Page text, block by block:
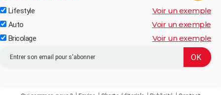
Lifestyle Voir un exemple
Auto Voir un exemple
Bricolage Voir un exemple